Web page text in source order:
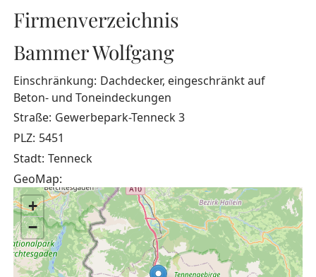
Firmenverzeichnis
Bammer Wolfgang
Einschränkung: Dachdecker, eingeschränkt auf
Beton- und Toneindeckungen
Straße: Gewerbepark-Tenneck 3
PLZ: 5451
Stadt: Tenneck
GeoMap:
+
−